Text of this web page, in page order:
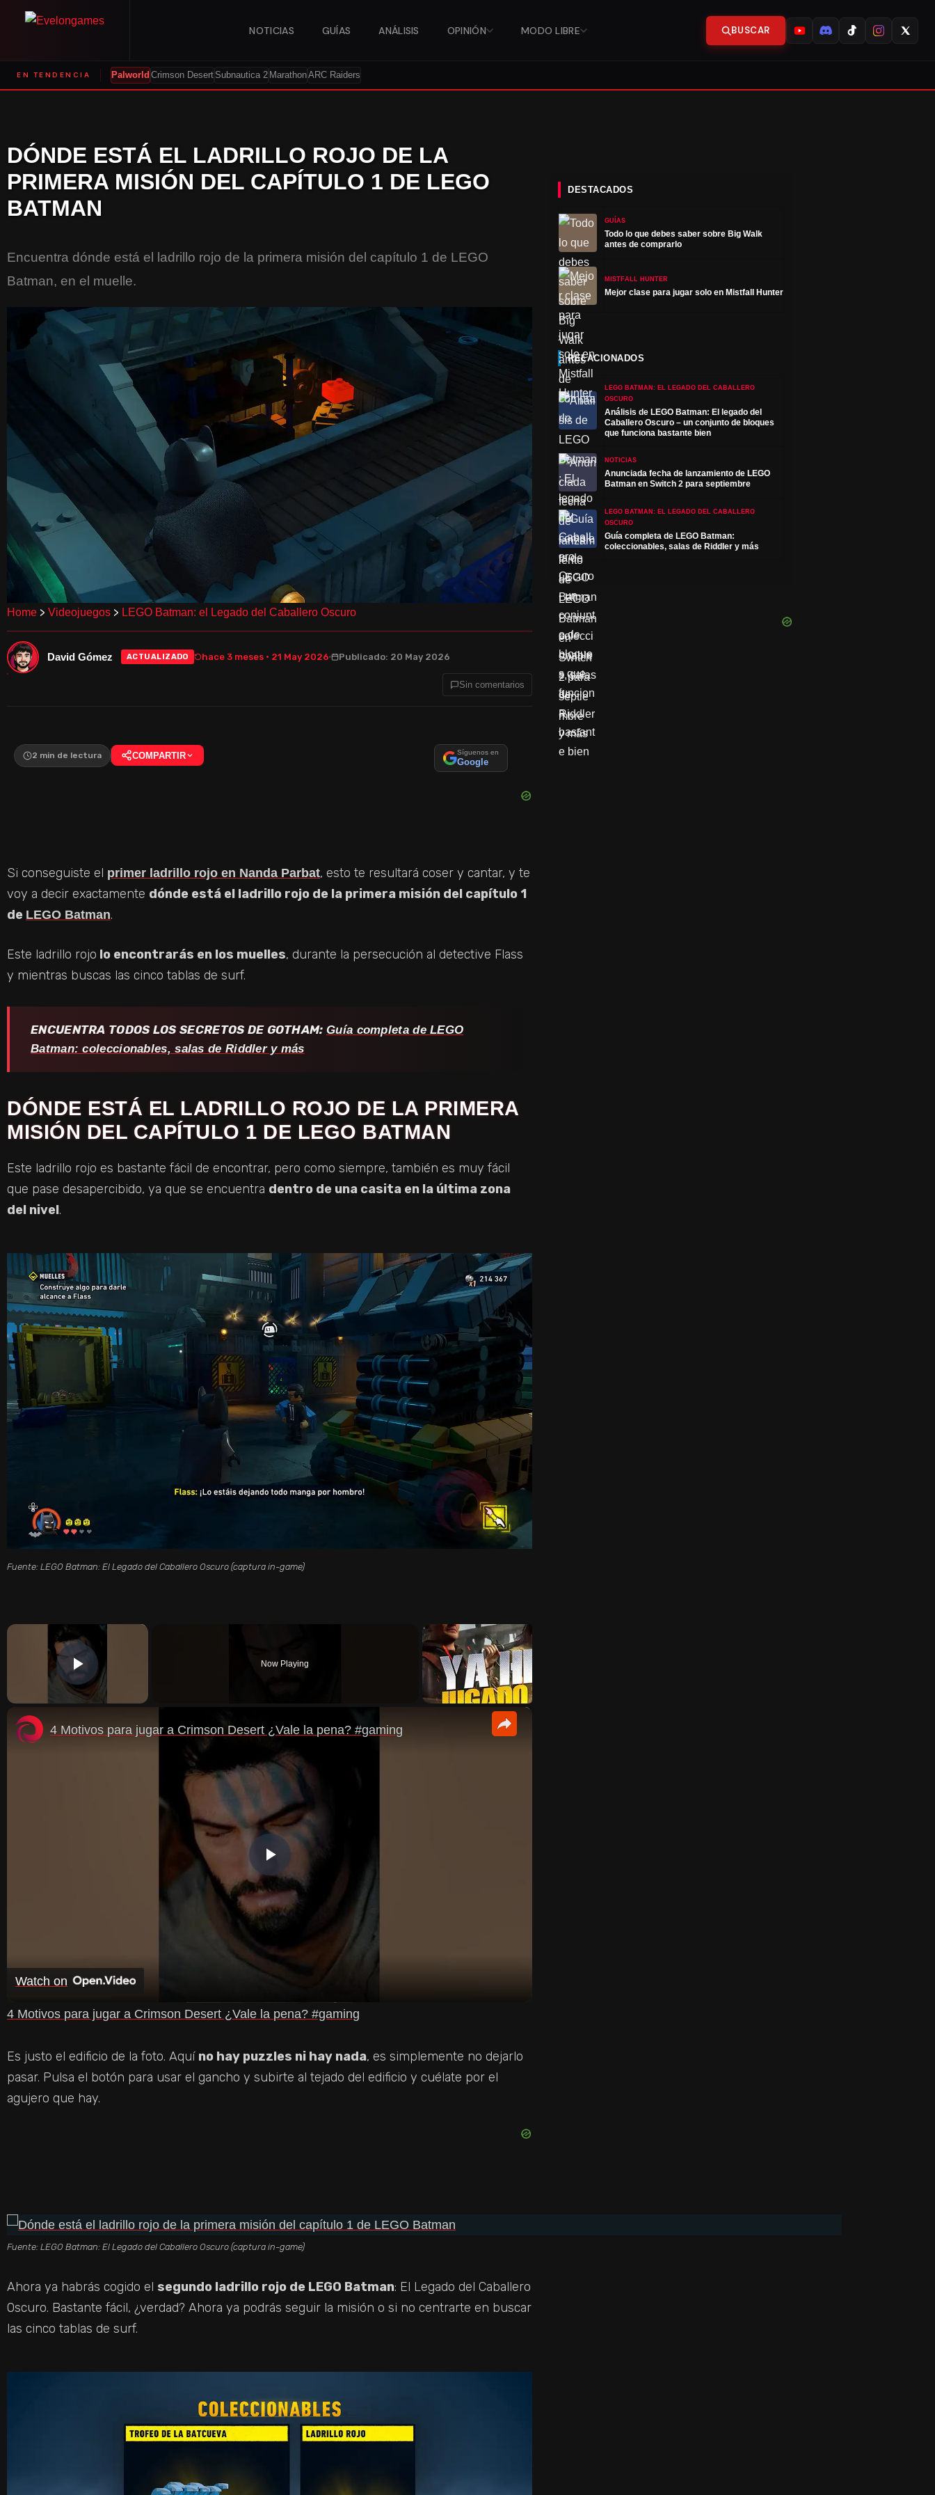
NOTICIAS GUÍAS ANÁLISIS OPINIÓN MODO LIBRE BUSCAR
EN TENDENCIA Palworld Crimson Desert Subnautica 2 MarathonARC Raiders
DÓNDE ESTÁ EL LADRILLO ROJO DE LA
PRIMERA MISIÓN DEL CAPÍTULO 1 DE LEGO
BATMAN
Encuentra dónde está el ladrillo rojo de la primera misión del capítulo 1 de LEGO
Batman, en el muelle.
Home > Videojuegos > LEGO Batman: el Legado del Caballero Oscuro
David Gómez ACTUALIZADO hace 3 meses · 21 May 2026 Publicado: 20 May 2026
Sin comentarios
2 min de lectura COMPARTIR Síguenos en
Google
Si conseguiste el primer ladrillo rojo en Nanda Parbat, esto te resultará coser y cantar, y te
voy a decir exactamente dónde está el ladrillo rojo de la primera misión del capítulo 1
de LEGO Batman.
Este ladrillo rojo lo encontrarás en los muelles, durante la persecución al detective Flass
y mientras buscas las cinco tablas de surf.
ENCUENTRA TODOS LOS SECRETOS DE GOTHAM: Guía completa de LEGO
Batman: coleccionables, salas de Riddler y más
DÓNDE ESTÁ EL LADRILLO ROJO DE LA PRIMERA
MISIÓN DEL CAPÍTULO 1 DE LEGO BATMAN
Este ladrillo rojo es bastante fácil de encontrar, pero como siempre, también es muy fácil
que pase desapercibido, ya que se encuentra dentro de una casita en la última zona
del nivel.
Fuente: LEGO Batman: El Legado del Caballero Oscuro (captura in-game)
×
PLAY VIDEO
Now Playing
×
P
L
A
Y
I
4 Motivos para jugar a Crimson Desert ¿Vale la pena? #gaming
Watch on
4 Motivos para jugar a Crimson Desert ¿Vale la pena? #gaming
Es justo el edificio de la foto. Aquí no hay puzzles ni hay nada, es simplemente no dejarlo
pasar. Pulsa el botón para usar el gancho y subirte al tejado del edificio y cuélate por el
agujero que hay.
Fuente: LEGO Batman: El Legado del Caballero Oscuro (captura in-game)
Ahora ya habrás cogido el segundo ladrillo rojo de LEGO Batman: El Legado del Caballero
Oscuro. Bastante fácil, ¿verdad? Ahora ya podrás seguir la misión o si no centrarte en buscar
las cinco tablas de surf.
DESTACADOS
GUÍAS
Todo lo que debes saber sobre Big Walk
antes de comprarlo
MISTFALL HUNTER
Mejor clase para jugar solo en Mistfall Hunter
RELACIONADOS
LEGO BATMAN: EL LEGADO DEL CABALLERO
OSCURO
Análisis de LEGO Batman: El legado del
Caballero Oscuro – un conjunto de bloques
que funciona bastante bien
NOTICIAS
Anunciada fecha de lanzamiento de LEGO
Batman en Switch 2 para septiembre
LEGO BATMAN: EL LEGADO DEL CABALLERO
OSCURO
Guía completa de LEGO Batman:
coleccionables, salas de Riddler y más